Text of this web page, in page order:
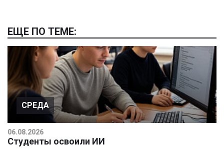
ЕЩЕ ПО ТЕМЕ:
СРЕДА
06.08.2026
Студенты освоили ИИ